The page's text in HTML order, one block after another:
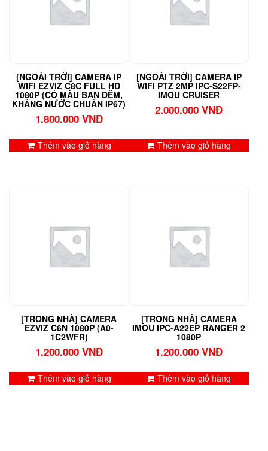
[NGOÀI TRỜI] CAMERA IP
WIFI EZVIZ C8C FULL HD
1080P (CÓ MÀU BAN ĐÊM,
KHÁNG NƯỚC CHUẨN IP67)
1.800.000 VNĐ
Thêm vào giỏ hàng
[NGOÀI TRỜI] CAMERA IP
WIFI PTZ 2MP IPC-S22FP-
IMOU CRUISER
2.000.000VNĐ
Thêm vào giỏ hàng
[TRONG NHÀ] CAMERA
EZVIZ C6N 1080P (A0-
1C2WFR)
1.200.000 VNĐ
Thêm vào giỏ hàng
[TRONG NHÀ] CAMERA
IMOU IPC-A22EP RANGER 2
1080P
1.200.000VNĐ
Thêm vào giỏ hàng